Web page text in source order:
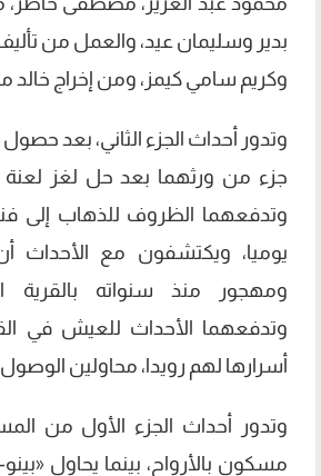
بدير وسليمان عيد، والعمل من
وكريم سامي كيمز، ومن إخراج خالد
وتدور أحداث الجزء الثاني، بعد
جزء من ورثهما بعد حل لغز لعنة
وتدفعهما الظروف للذهاب إلى
يوميا، ويكتشفون مع الأحداث
ومهجور منذ سنواته بالقرية
وتدفعهما الأحداث للعيش في
أسرارها لهم رويدا، محاولين
وتدور أحداث الجزء الأول من
مسكون بالأرواح، بينما يحاول